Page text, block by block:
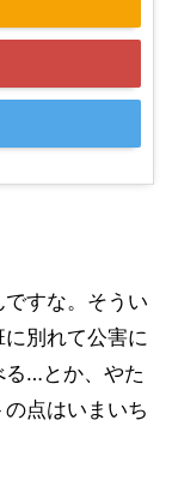
ですな。そうい
別れて公害に
…とか、やた
点はいまいち